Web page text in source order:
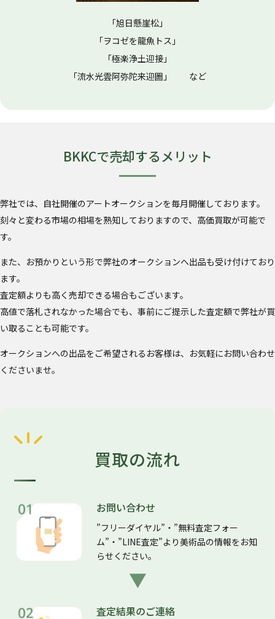
「旭日懸崖松」
「ヲコゼを龍魚トス」
「極楽浄土迎接」
「流水光雲阿弥陀来迎圖」 など
BKKCで売却するメリット
弊社では、自社開催のアートオークションを毎月開催しております。
刻々と変わる市場の相場を熟知しておりますので、高価買取が可能で
す。
また、お預かりという形で弊社のオークションへ出品も受け付けており
ます。
査定額よりも高く売却できる場合もございます。
高値で落札されなかった場合でも、事前にご提示した査定額で弊社が買
い取ることも可能です。
オークションへの出品をご希望されるお客様は、お気軽にお問い合わせ
くださいませ。
買取の流れ
お問い合わせ
”フリーダイヤル”・”無料査定フォー
ム”・”LINE査定”より美術品の情報をお知
らせください。
査定結果のご連絡